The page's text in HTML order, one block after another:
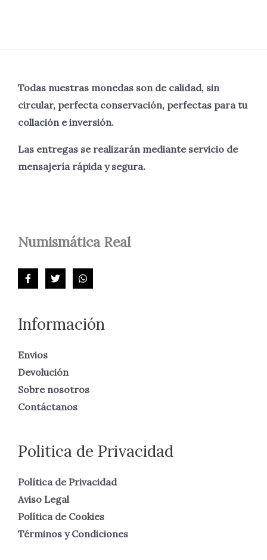
Todas nuestras monedas son de calidad, sin
circular, perfecta conservación, perfectas para tu
collación e inversión.
Las entregas se realizarán mediante servicio de
mensajería rápida y segura.
NumismáticaReal
Información
Envios
Devolución
Sobre nosotros
Contáctanos
Politica de Privacidad
Política de Privacidad
Aviso Legal
Política de Cookies
Términos y Condiciones